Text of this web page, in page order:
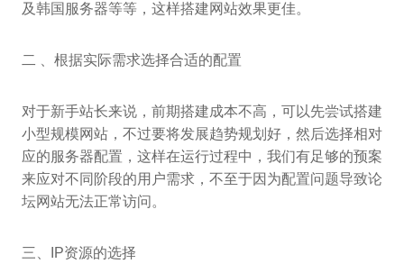
及韩国服务器等等，这样搭建网站效果更佳。
二 、根据实际需求选择合适的配置
对于新手站长来说，前期搭建成本不高，可以先尝试搭建
小型规模网站，不过要将发展趋势规划好，然后选择相对
应的服务器配置，这样在运行过程中，我们有足够的预案
来应对不同阶段的用户需求，不至于因为配置问题导致论
坛网站无法正常访问。
三、IP资源的选择